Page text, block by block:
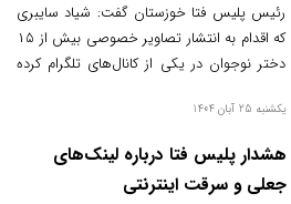
رئیس پلیس فتا خوزستان گفت: شیاد سایبری
که اقدام به انتشار تصاویر خصوصی بیش از ۱۵
دختر نوجوان در یکی از کانال‌های تلگرام کرده
یکشنبه 25 آبان 1404
هشدار پلیس فتا درباره لینک‌های
جعلی و سرقت اینترنتی